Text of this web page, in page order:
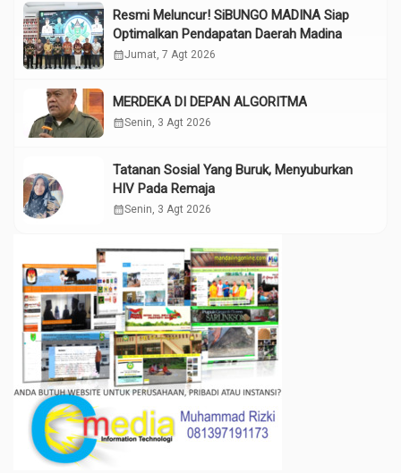
Resmi Meluncur! SiBUNGO MADINA Siap
Optimalkan Pendapatan Daerah Madina
calendar_monthJumat, 7 Agt 2026
MERDEKA DI DEPAN ALGORITMA
calendar_monthSenin, 3 Agt 2026
Tatanan Sosial Yang Buruk, Menyuburkan
HIV Pada Remaja
calendar_monthSenin, 3 Agt 2026